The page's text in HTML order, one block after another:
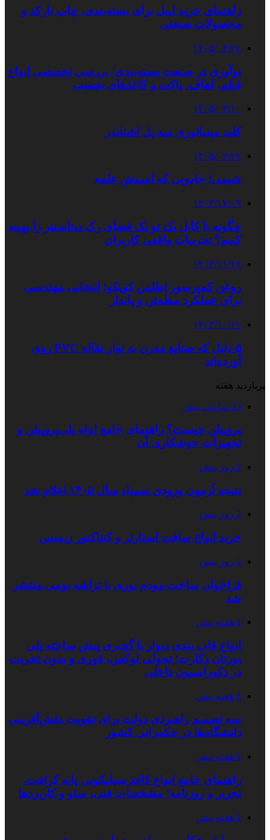
راهنمای خرید لیبل برای بسته‌بندی، چاپ بارکد و
محصولات صنعتی
۱۴۰۵/۰۳/۲۱
نوآوری در صنعت بسته‌بندی؛ بررسی تخصصی انواع
فیلم، لفاف، پاکت و کاغذهای نچسب
۱۴۰۵/۰۳/۱۰
کلید مینیاتوری سه پل اشنایدر
۱۴۰۵/۰۲/۳۱
شیمی؛ جادویی که اسمش علمه
۱۴۰۳/۱۲/۰۹
چگونه با کابل بک تو بک فضای رک دیتاسنتر را بهینه
کنیم؟ تجربیات واقعی کاربران
۱۴۰۳/۱۱/۱۷
روغن کمپرسور اطلس کوپکو؛ انتخابی مهندسی
برای عملکرد مطمئن و پایدار
۱۴۰۳/۱۰/۱۱
۵ دلیل که صنایع مدرن به نوار نقاله PVC روی
آورده‌اند
پربازدید هفته
23 ساعت پیش
پروپیلن چیست؟ راهنمای جامع لوله پلی‌پروپیلن و
تجهیزات جوشکاری آن
1 روز پیش
نتیجه آزمون ورودی سمپاد سال ۱۴۰۵ اعلام شد
2 روز پیش
خرید انواع سافت استارتر و کنتاکتور زیمنس
4 روز پیش
فراخوان ساخت مودم نوری با تراشه بومی منتشر
شد
1 هفته پیش
انواع قاب بندی دیوار با گچبری پیش ساخته پلی
یورتان دکارت؛ تحولی لوکس، فوری و بدون تخریب
در دکوراسیون داخلی
1 هفته پیش
سه تصمیم راهبردی دولت برای تقویت نقش‌آفرینی
دانشگاه‌ها در حکمرانی کشور
1 هفته پیش
راهنمای جامع انواع کاغذ سیلیکونی پایه کرافت،
تحریر و روزنامه؛ مشخصات فنی، سئو و کاربردها
1 هفته پیش